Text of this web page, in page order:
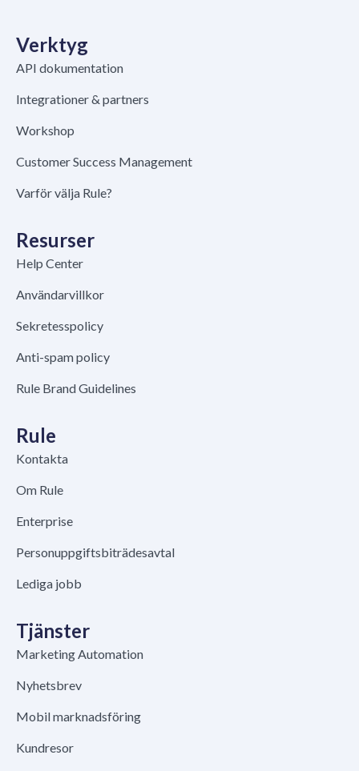
Verktyg
API dokumentation
Integrationer & partners
Workshop
Customer Success Management
Varför välja Rule?
Resurser
Help Center
Användarvillkor
Sekretesspolicy
Anti-spam policy
Rule Brand Guidelines
Rule
Kontakta
Om Rule
Enterprise
Personuppgiftsbiträdesavtal
Lediga jobb
Tjänster
Marketing Automation
Nyhetsbrev
Mobil marknadsföring
Kundresor